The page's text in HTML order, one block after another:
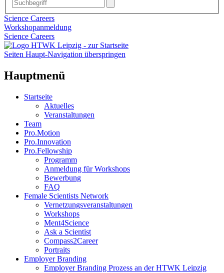
Science Careers
Workshopanmeldung
Science Careers
Seiten Haupt-Navigation überspringen
Hauptmenü
Startseite
Aktuelles
Veranstaltungen
Team
Pro.Motion
Pro.Innovation
Pro.Fellowship
Programm
Anmeldung für Workshops
Bewerbung
FAQ
Female Scientists Network
Vernetzungsveranstaltungen
Workshops
Ment4Science
Ask a Scientist
Compass2Career
Portraits
Employer Branding
Employer Branding Prozess an der HTWK Leipzig